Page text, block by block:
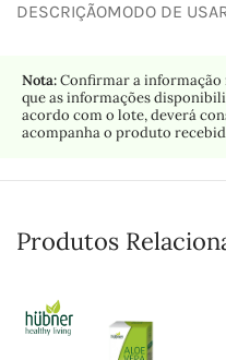
DESCRIÇÃOMODO DE
Nota:Confirmar a
que as informações
acordo com o lote, deverá
acompanha o produto
Produtos